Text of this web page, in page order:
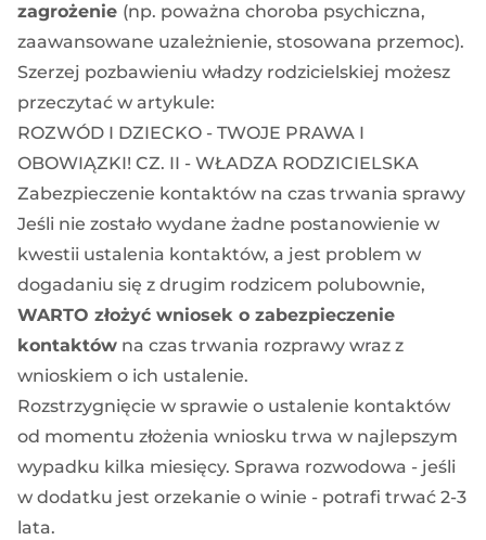
zagrożenie (np. poważna choroba psychiczna,
zaawansowane uzależnienie, stosowana przemoc).
Szerzej pozbawieniu władzy rodzicielskiej możesz
przeczytać w artykule:
ROZWÓD I DZIECKO - TWOJE PRAWA I
OBOWIĄZKI! CZ. II - WŁADZA RODZICIELSKA
Zabezpieczenie kontaktów na czas trwania sprawy
Jeśli nie zostało wydane żadne postanowienie w
kwestii ustalenia kontaktów, a jest problem w
dogadaniu się z drugim rodzicem polubownie,
WARTO złożyć wniosek o zabezpieczenie
kontaktów na czas trwania rozprawy wraz z
wnioskiem o ich ustalenie.
Rozstrzygnięcie w sprawie o ustalenie kontaktów
od momentu złożenia wniosku trwa w najlepszym
wypadku kilka miesięcy. Sprawa rozwodowa - jeśli
w dodatku jest orzekanie o winie - potrafi trwać 2-3
lata.